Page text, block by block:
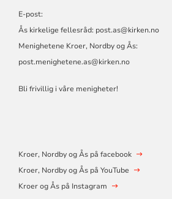
E-post:
Ås kirkelige fellesråd: post.as@kirken.no
Menighetene Kroer, Nordby og Ås:
post.menighetene.as@kirken.no
Bli frivillig i våre menigheter!
Kroer, Nordby og Ås på facebook
Kroer, Nordby og Ås på YouTube
Kroer og Ås på Instagram